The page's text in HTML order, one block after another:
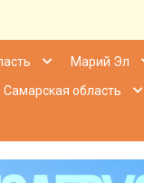
|Марий Эл
Самарская область